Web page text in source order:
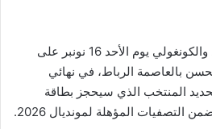
سيلتقي المنتخبان النيجيري والكونغولي يوم الأحد 16 نونبر على
بالعاصمة الرباط، في نهائي
المنتخب الذي سيحجز بطاقة
التصفيات المؤهلة لمونديال 2026.